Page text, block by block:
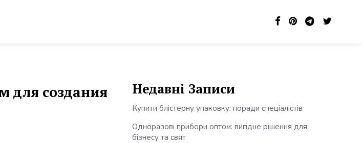
для создания
Недавні Записи
Купити блістерну упаковку: поради спеціалістів
Одноразові прибори оптом: вигідне рішення для
бізнесу та свят